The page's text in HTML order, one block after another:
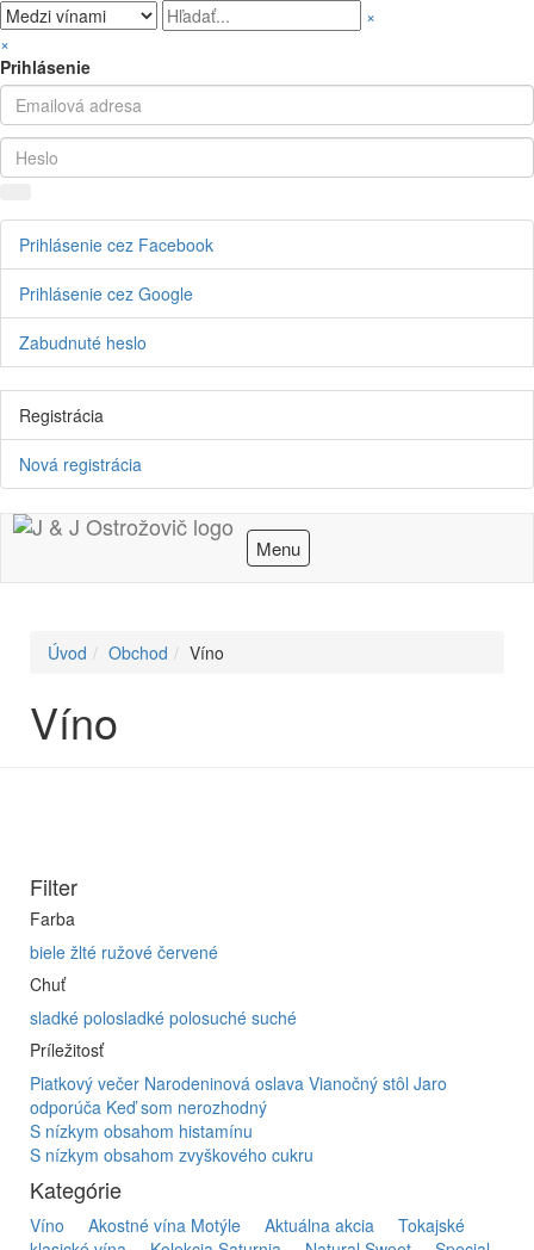
×
×
Prihlásenie
Prihlásenie cez Facebook
Prihlásenie cez Google
Zabudnuté heslo
Registrácia
Nová registrácia
Menu
Úvod Obchod Víno
Víno
Filter
Farba
biele žlté ružové červené
Chuť
sladké polosladké polosuché suché
Príležitosť
Piatkový večer Narodeninová oslava Vianočný stôl Jaro
odporúča Keď som nerozhodný
S nízkym obsahom histamínu
S nízkym obsahom zvyškového cukru
Kategórie
Víno Akostné vína Motýle Aktuálna akcia
Tokajské